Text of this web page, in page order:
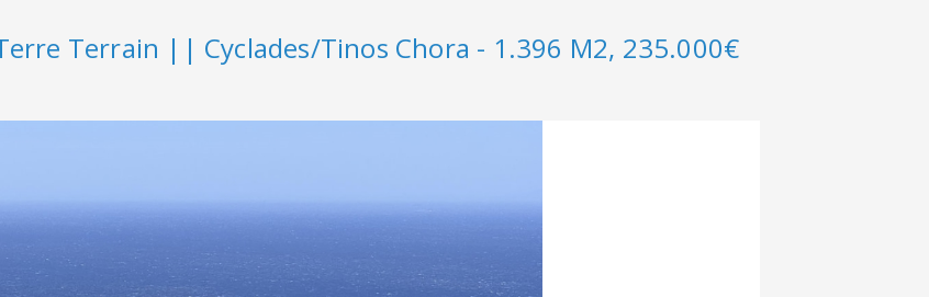
Terrain || Cyclades/Tinos Chora - 1.396 M2, 235.000€